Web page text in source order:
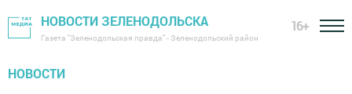
НОВОСТИ ЗЕЛЕНОДОЛЬСКА
Газета "Зеленодольская правда" - Зеленодольский район
16+
НОВОСТИ